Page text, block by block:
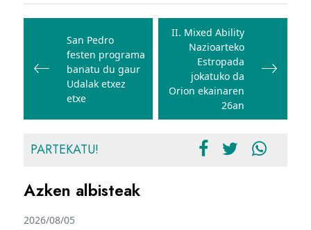
Bidalketetan
zehar
nabigatu
San Pedro
festen programa
banatu du gaur
Udalak etxez
etxe
II. Mixed Ability
Nazioarteko
Estropada
jokatuko da
Orion ekainaren
26an
PARTEKATU!
Azken albisteak
2026/08/05